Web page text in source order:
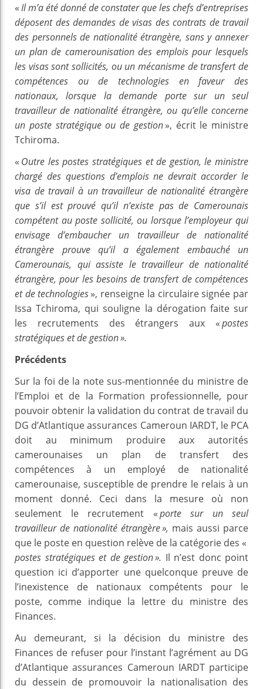
«Il m’a été donné de constater que les chefs d’entreprises
déposent des demandes de visas des contrats de travail
des personnels de nationalité étrangère, sans y annexer
un plan de camerounisation des emplois pour lesquels
les visas sont sollicités, ou un mécanisme de transfert de
compétences ou de technologies en faveur des
nationaux, lorsque la demande porte sur un seul
travailleur de nationalité étrangère, ou qu’elle concerne
un poste stratégique ou de gestion», écrit le ministre
Tchiroma.
« Outre les postes stratégiques et de gestion, le ministre
chargé des questions d’emplois ne devrait accorder le
visa de travail à un travailleur de nationalité étrangère
que s’il est prouvé qu’il n’existe pas de Camerounais
compétent au poste sollicité, ou lorsque l’employeur qui
envisage d’embaucher un travailleur de nationalité
étrangère prouve qu’il a également embauché un
Camerounais, qui assiste le travailleur de nationalité
étrangère, pour les besoins de transfert de compétences
et de technologies», renseigne la circulaire signée par
Issa Tchiroma, qui souligne la dérogation faite sur
les recrutements des étrangers aux «postes
stratégiques et de gestion ».
Précédents
Sur la foi de la note sus-mentionnée du ministre de
l’Emploi et de la Formation professionnelle, pour
pouvoir obtenir la validation du contrat de travail du
DG d’Atlantique assurances Cameroun IARDT, le PCA
doit au minimum produire aux autorités
camerounaises un plan de transfert des
compétences à un employé de nationalité
camerounaise, susceptible de prendre le relais à un
moment donné. Ceci dans la mesure où non
seulement le recrutement «porte sur un seul
travailleur de nationalité étrangère », mais aussi parce
que le poste en question relève de la catégorie des «
postes stratégiques et de gestion ». Il n’est donc point
question ici d’apporter une quelconque preuve de
l’inexistence de nationaux compétents pour le
poste, comme indique la lettre du ministre des
Finances.
Au demeurant, si la décision du ministre des
Finances de refuser pour l’instant l’agrément au DG
d’Atlantique assurances Cameroun IARDT participe
du dessein de promouvoir la nationalisation des